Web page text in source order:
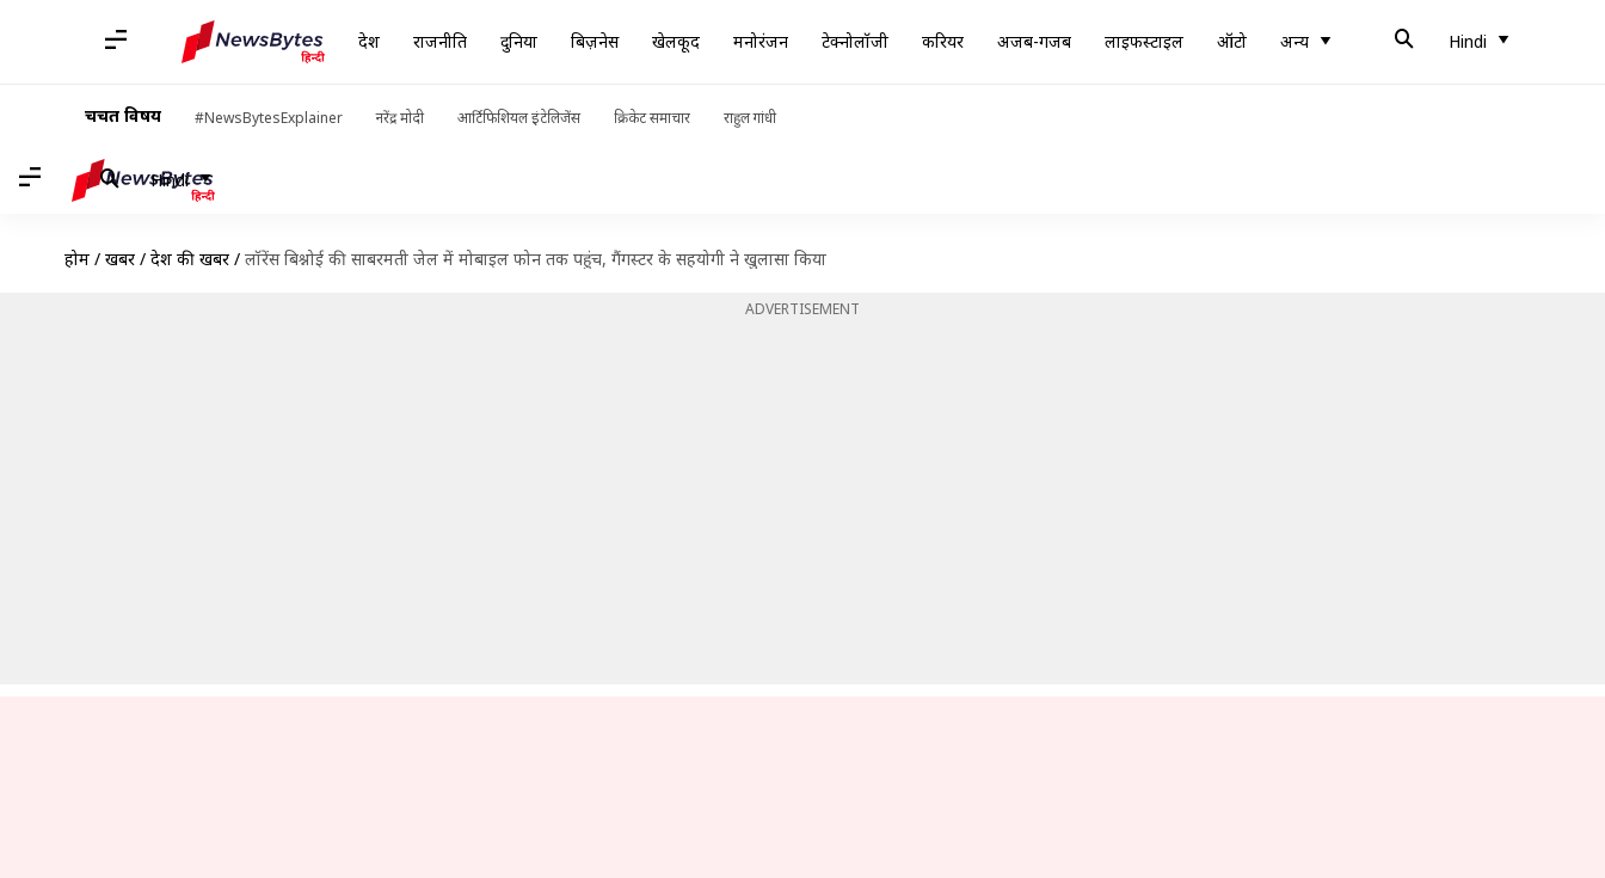
देश राजनीति दुनिया बिज़नेस खेलकूद मनोरंजन टेक्नोलॉजी करियर अजब-गजब लाइफस्टाइल ऑटो अन्य Hindi
चर्चित विषय #NewsBytesExplainer नरेंद्र मोदी आर्टिफिशियल इंटेलिजेंस क्रिकेट समाचार राहुल गांधी
Hindi
होम / खबरें / देश की खबरें / लॉरेंस बिश्नोई की साबरमती जेल में मोबाइल फोन तक पहुंच, गैंगस्टर के सहयोगी ने खुलासा किया
ADVERTISEMENT